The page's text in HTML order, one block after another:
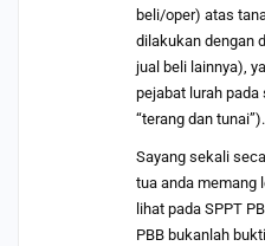
beli/oper) atas
dilakukan dengan
jual beli lainnya),
pejabat lurah
“terang dan tunai”).
Sayang sekali
tua anda memang
lihat pada SPPT
PBB bukanlah